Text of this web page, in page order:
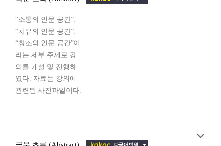
“소통의 인문 공간”,
“치유의 인문 공간”,
“창조의 인문 공간”이
라는 세부 주제로 강
의를 개설 및 진행하
였다. 자료는 강의에
관련된 사진파일이다.